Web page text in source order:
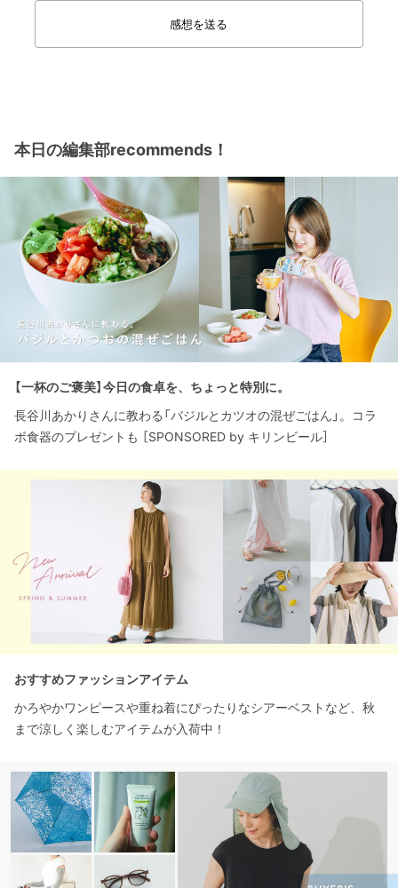
感想を送る
本日の編集部recommends！
【一杯のご褒美】今日の食卓を、ちょっと特別に。
長谷川あかりさんに教わる「バジルとカツオの混ぜごはん」。コラ
ボ食器のプレゼントも ［SPONSORED by キリンビール］
おすすめファッションアイテム
かろやかワンピースや重ね着にぴったりなシアーベストなど、秋
まで涼しく楽しむアイテムが入荷中！